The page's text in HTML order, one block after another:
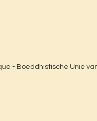
- Boeddhistische Unie